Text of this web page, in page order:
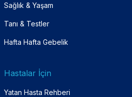
Sağlık & Yaşam
Tanı & Testler
Hafta Hafta Gebelik
Hastalar İçin
Yatan Hasta Rehberi